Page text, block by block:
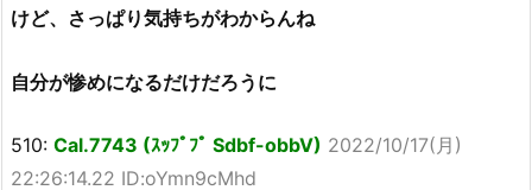
けど、さっぱり気持ちがわからんね
自分が惨めになるだけだろうに
510: Cal.7743 (ｽｯﾌﾟﾌﾟ Sdbf-obbV) 2022/10/17(月)
22:26:14.22 ID:oYmn9cMhd